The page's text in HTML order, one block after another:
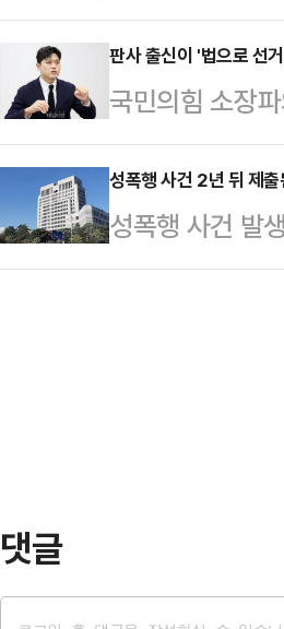
사…
페이스북에서 "
는 기자회견을
런다느니 하는
칙과 상식을 말
끝내 숨졌다.17
서 스노클링하
소방은 A씨를
망했다.A씨는
해경은 신고자
갑작스러운 폭
경기 연천군 연
판사 출신이 '법으로 선
국민의힘 소장
6·3 지방선거
다는 것은 헌법
대표가 이러한
의구심도 던졌
성폭행 사건 2년 뒤 제
성폭행 사건 발
선고한 항소심
댓글